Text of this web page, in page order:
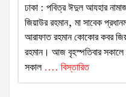
ঢাকা : পবিত্র ঈদুল আযহার
জিয়াউর রহমান, মা সাবেক
আরাফাত রহমান কোকোর কবর
রহমান। আজ বৃহস্পতিবার সকালে
সকাল.... বিস্তারিত